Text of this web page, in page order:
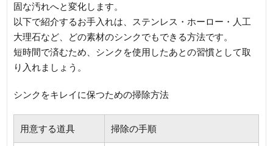
固な汚れへと変化します。
以下で紹介するお手入れは、ステンレス・ホーロー・人工
大理石など、どの素材のシンクでもできる方法です。
短時間で済むため、シンクを使用したあとの習慣として取
り入れましょう。
シンクをキレイに保つための掃除方法
用意する道具 掃除の手順